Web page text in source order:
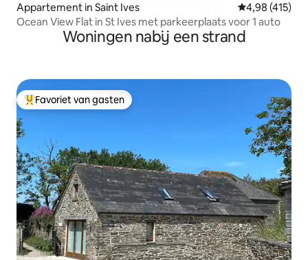
Appartement in Saint Ives Gemiddelde
4,98 (415)
Ocean View Flat in St Ives met parkeerplaats voor 1 auto
Woningen nabij een strand
Topfavoriet van gasten
Favoriet van gasten